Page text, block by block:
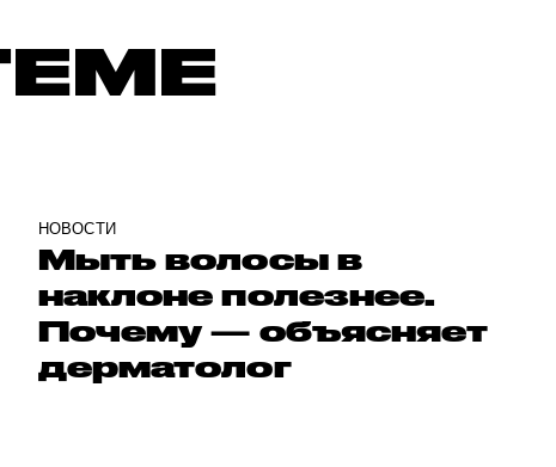
НОВОСТИ
Мыть волосы в
наклоне полезнее.
Почему — объясняет
дерматолог